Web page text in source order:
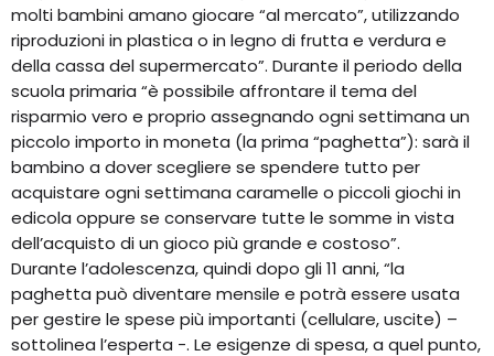
molti bambini amano giocare “al mercato”, utilizzando
riproduzioni in plastica o in legno di frutta e verdura e
della cassa del supermercato”. Durante il periodo della
scuola primaria “è possibile affrontare il tema del
risparmio vero e proprio assegnando ogni settimana un
piccolo importo in moneta (la prima “paghetta”): sarà il
bambino a dover scegliere se spendere tutto per
acquistare ogni settimana caramelle o piccoli giochi in
edicola oppure se conservare tutte le somme in vista
dell’acquisto di un gioco più grande e costoso”.
Durante l’adolescenza, quindi dopo gli 11 anni, “la
paghetta può diventare mensile e potrà essere usata
per gestire le spese più importanti (cellulare, uscite) –
sottolinea l’esperta -. Le esigenze di spesa, a quel punto,